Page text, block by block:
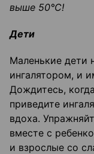
выше 50°C!
Дети
Маленькие дети
ингалятором, и
Дождитесь,
приведите
вдоха.
вместе с
и взрослые со